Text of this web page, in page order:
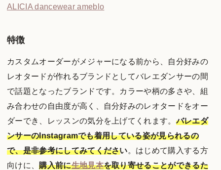
ALICIA dancewear ameblo
特徴
カスタムオーダーがメジャーになる前から、自分好みの
レオタードが作れるブランドとしてバレエダンサーの間
で話題となったブランドです。カラーや柄の多さや、組
み合わせの自由度が高く、自分好みのレオタードをオー
ダーでき、レッスンの気分を上げてくれます。バレエダ
ンサーのInstagramでも着用している姿が見られるの
で、是非参考にしてみてください。はじめて購入する方
向けに、購入前に生地見本を取り寄せることができるた